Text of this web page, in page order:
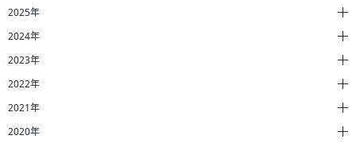
2025年
2024年
2023年
2022年
2021年
2020年